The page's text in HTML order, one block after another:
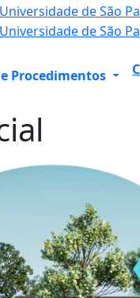
Procedimentos